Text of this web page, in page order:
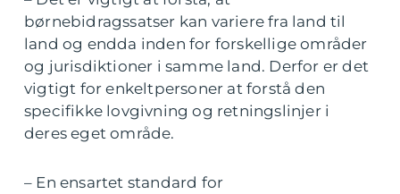
børnebidragssatser kan variere fra land til
land og endda inden for forskellige områder
og jurisdiktioner i samme land. Derfor er det
vigtigt for enkeltpersoner at forstå den
specifikke lovgivning og retningslinjer i
deres eget område.
– En ensartet standard for